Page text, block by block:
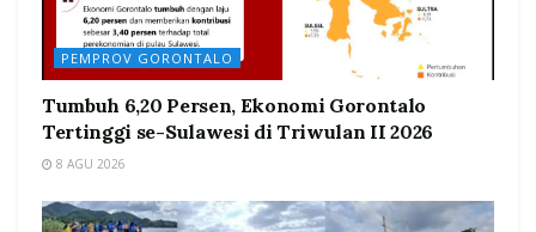
PEMPROV GORONTALO
Tumbuh 6,20 Persen, Ekonomi Gorontalo
Tertinggi se-Sulawesi di Triwulan II 2026
8 AGU 2026